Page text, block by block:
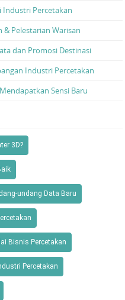
Industri Percetakan
Pelestarian Warisan
dan Promosi Destinasi
Industri Percetakan
Sensi Baru
3D?
undang Data Baru
Bisnis Percetakan
Percetakan